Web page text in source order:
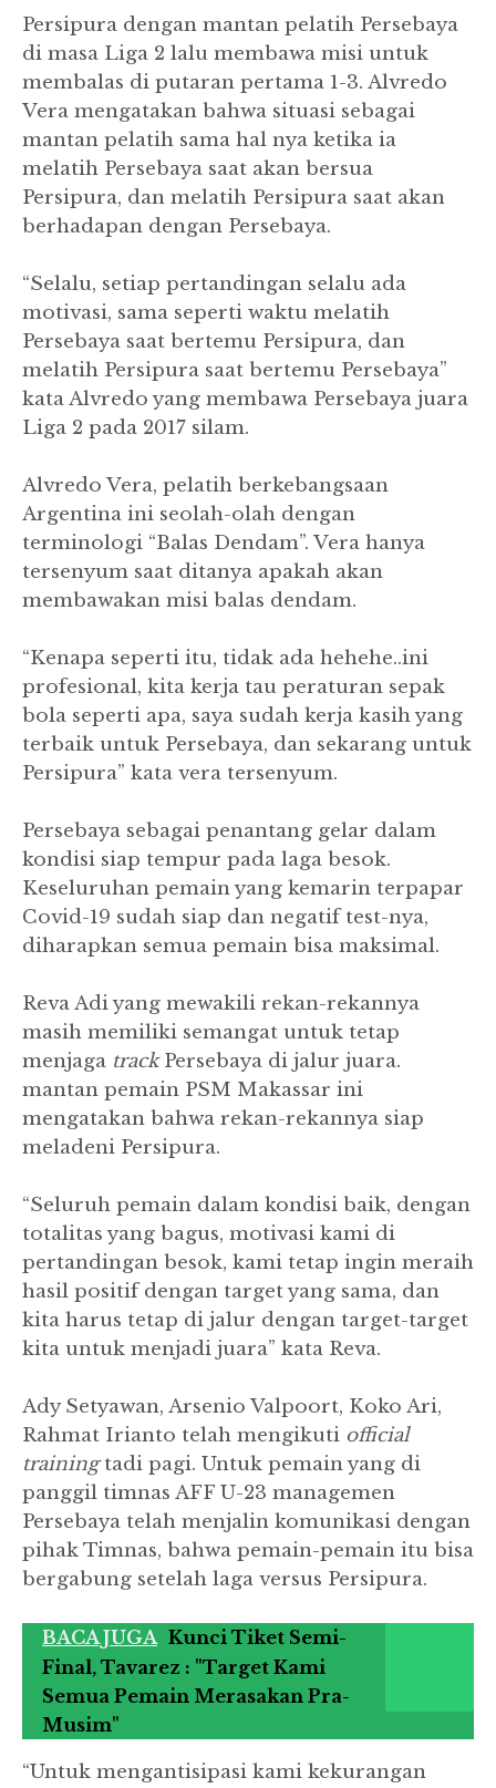
Persipura dengan mantan pelatih Persebaya
di masa Liga 2 lalu membawa misi untuk
membalas di putaran pertama 1-3. Alvredo
Vera mengatakan bahwa situasi sebagai
mantan pelatih sama hal nya ketika ia
melatih Persebaya saat akan bersua
Persipura, dan melatih Persipura saat akan
berhadapan dengan Persebaya.
“Selalu, setiap pertandingan selalu ada
motivasi, sama seperti waktu melatih
Persebaya saat bertemu Persipura, dan
melatih Persipura saat bertemu Persebaya”
kata Alvredo yang membawa Persebaya juara
Liga 2 pada 2017 silam.
Alvredo Vera, pelatih berkebangsaan
Argentina ini seolah-olah dengan
terminologi “Balas Dendam”. Vera hanya
tersenyum saat ditanya apakah akan
membawakan misi balas dendam.
“Kenapa seperti itu, tidak ada hehehe..ini
profesional, kita kerja tau peraturan sepak
bola seperti apa, saya sudah kerja kasih yang
terbaik untuk Persebaya, dan sekarang untuk
Persipura” kata vera tersenyum.
Persebaya sebagai penantang gelar dalam
kondisi siap tempur pada laga besok.
Keseluruhan pemain yang kemarin terpapar
Covid-19 sudah siap dan negatif test-nya,
diharapkan semua pemain bisa maksimal.
Reva Adi yang mewakili rekan-rekannya
masih memiliki semangat untuk tetap
menjaga trackPersebaya di jalur juara.
mantan pemain PSM Makassar ini
mengatakan bahwa rekan-rekannya siap
meladeni Persipura.
“Seluruh pemain dalam kondisi baik, dengan
totalitas yang bagus, motivasi kami di
pertandingan besok, kami tetap ingin meraih
hasil positif dengan target yang sama, dan
kita harus tetap di jalur dengan target-target
kita untuk menjadi juara” kata Reva.
Ady Setyawan, Arsenio Valpoort, Koko Ari,
Rahmat Irianto telah mengikuti official
trainingtadi pagi. Untuk pemain yang di
panggil timnas AFF U-23 managemen
Persebaya telah menjalin komunikasi dengan
pihak Timnas, bahwa pemain-pemain itu bisa
bergabung setelah laga versus Persipura.
BACA JUGA Kunci Tiket Semi-
Final, Tavarez : "Target Kami
Semua Pemain Merasakan Pra-
Musim"
“Untuk mengantisipasi kami kekurangan